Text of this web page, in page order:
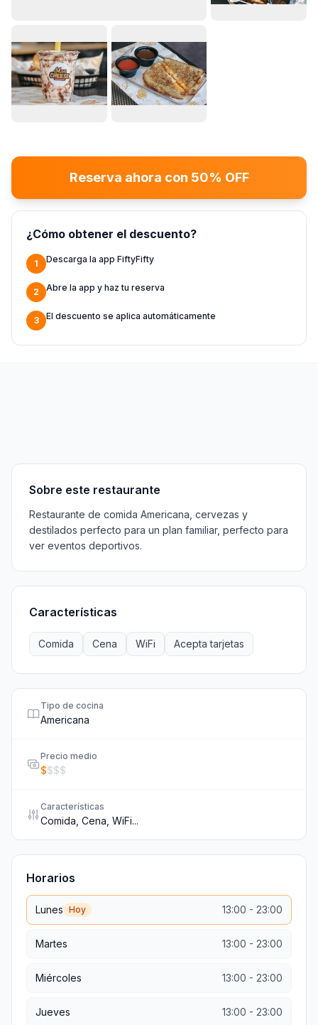
Reserva ahora con 50% OFF
¿Cómo obtener el descuento?
1 Descarga la app FiftyFifty
2 Abre la app y haz tu reserva
3 El descuento se aplica automáticamente
Sobre este restaurante
Restaurante de comida Americana, cervezas y
destilados perfecto para un plan familiar, perfecto para
ver eventos deportivos.
Características
Comida Cena WiFi Acepta tarjetas
Tipo de cocina
Americana
Precio medio
$$$$
Características
Comida, Cena, WiFi...
Horarios
Lunes Hoy 13:00 - 23:00
Martes 13:00 - 23:00
Miércoles 13:00 - 23:00
Jueves 13:00 - 23:00